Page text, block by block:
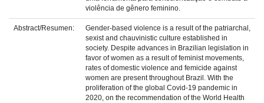
violência de gênero feminino.
Abstract/Resumen:
Gender-based violence is a result of the patriarchal,
sexist and chauvinistic culture established in
society. Despite advances in Brazilian legislation in
favor of women as a result of feminist movements,
rates of domestic violence and femicide against
women are present throughout Brazil. With the
proliferation of the global Covid-19 pandemic in
2020, on the recommendation of the World Health